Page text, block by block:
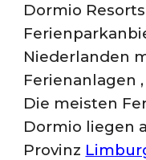
Dormio Resorts
Niederlanden
Ferienanlagen
Die meisten
Dormio liegen
Provinz